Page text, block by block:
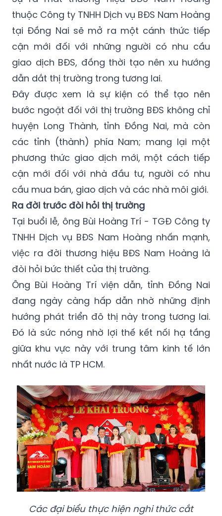
thuộc Công ty TNHH Dịch vụ BĐS Nam Hoàng
tại Đồng Nai sẽ mở ra một cánh thức tiếp
cận mới đối với những người có nhu cầu
giao dịch BĐS, đồng thời tạo nên xu hướng
dẫn dắt thị trường trong tương lai.
Đây được xem là sự kiện có thể tạo nên
bước ngoặt đối với thị trường BĐS không chỉ
huyện Long Thành, tỉnh Đồng Nai, mà còn
các tỉnh (thành) phía Nam; mang lại một
phương thức giao dịch mới, một cách tiếp
cận mới đối với nhà đầu tư, người có nhu
cầu mua bán, giao dịch và các nhà môi giới.
Ra đời trước đòi hỏi thị trường
Tại buổi lễ, ông Bùi Hoàng Trí - TGĐ Công ty
TNHH Dịch vụ BĐS Nam Hoàng nhấn mạnh,
việc ra đời thương hiệu BĐS Nam Hoàng là
đòi hỏi bức thiết của thị trường.
Ông Bùi Hoàng Trí viện dẫn, tỉnh Đồng Nai
đang ngày càng hấp dẫn nhờ những định
hướng phát triển đô thị này trong tương lai.
Đó là sức nóng nhờ lợi thế kết nối hạ tầng
giữa khu vực này với trung tâm kinh tế lớn
nhất nước là TP HCM.
Các đại biểu thực hiện nghi thức cắt